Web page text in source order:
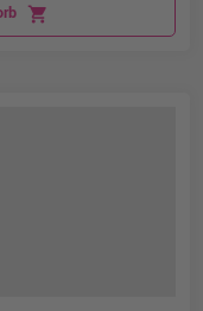
shopping_cart